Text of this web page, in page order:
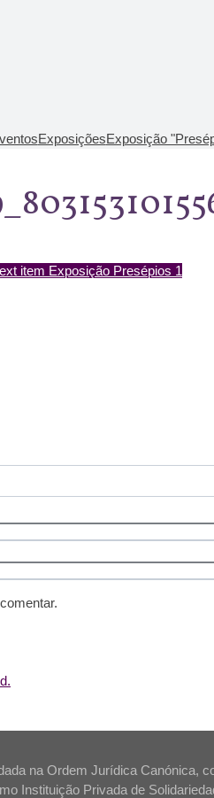
ExposiçõesExposição
item Exposição Presépios 1
na Ordem Jurídica
Instituição Privada de